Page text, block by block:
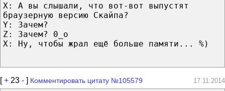
X: А вы слышали, что вот-вот выпустят
браузерную версию Скайпа?
Y: Зачем?
Z: Зачем? 0_о
X: Ну, чтобы жрал ещё больше памяти... %)
[+ 23 - ] Комментировать цитату №105579 17.11.2014